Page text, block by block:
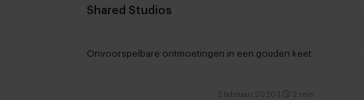
Shared Studios
Onvoorspelbare ontmoetingen in een gouden keet
3 februari 2020 2 min